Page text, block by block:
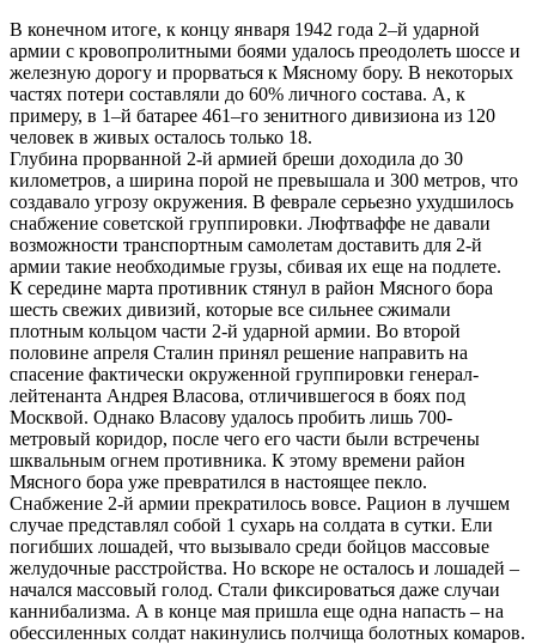
В конечном итоге, к концу января 1942 года 2–й ударной
армии с кровопролитными боями удалось преодолеть шоссе и
железную дорогу и прорваться к Мясному бору. В некоторых
частях потери составляли до 60% личного состава. А, к
примеру, в 1–й батарее 461–го зенитного дивизиона из 120
человек в живых осталось только 18.
Глубина прорванной 2-й армией бреши доходила до 30
километров, а ширина порой не превышала и 300 метров, что
создавало угрозу окружения. В феврале серьезно ухудшилось
снабжение советской группировки. Люфтваффе не давали
возможности транспортным самолетам доставить для 2-й
армии такие необходимые грузы, сбивая их еще на подлете.
К середине марта противник стянул в район Мясного бора
шесть свежих дивизий, которые все сильнее сжимали
плотным кольцом части 2-й ударной армии. Во второй
половине апреля Сталин принял решение направить на
спасение фактически окруженной группировки генерал-
лейтенанта Андрея Власова, отличившегося в боях под
Москвой. Однако Власову удалось пробить лишь 700-
метровый коридор, после чего его части были встречены
шквальным огнем противника. К этому времени район
Мясного бора уже превратился в настоящее пекло.
Снабжение 2-й армии прекратилось вовсе. Рацион в лучшем
случае представлял собой 1 сухарь на солдата в сутки. Ели
погибших лошадей, что вызывало среди бойцов массовые
желудочные расстройства. Но вскоре не осталось и лошадей –
начался массовый голод. Стали фиксироваться даже случаи
каннибализма. А в конце мая пришла еще одна напасть – на
обессиленных солдат накинулись полчища болотных комаров.